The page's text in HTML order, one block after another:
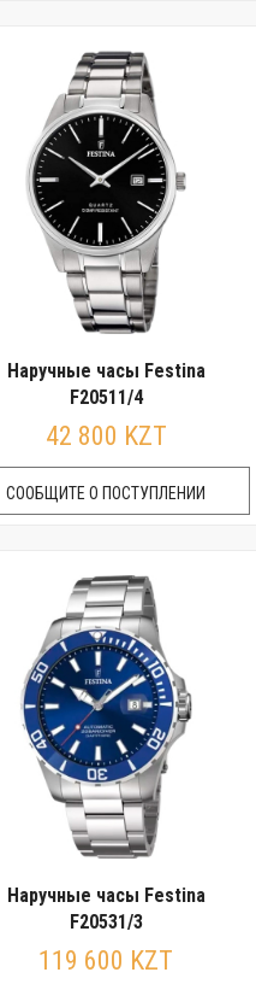
Наручные часы Festina
F20511/4
42 800 KZT
СООБЩИТЕ О ПОСТУПЛЕНИИ
Наручные часы Festina
F20531/3
119 600 KZT